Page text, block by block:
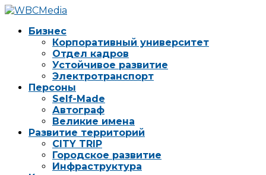
Бизнес
Корпоративный университет
Отдел кадров
Устойчивое развитие
Электротранспорт
Персоны
Self-Made
Автограф
Великие имена
Развитие территорий
CITY TRIP
Городское развитие
Инфраструктура